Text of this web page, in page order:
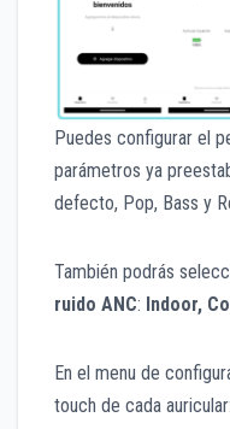
Puedes configurar el
parámetros ya
defecto, Pop, Bass y
También podrás
ruido ANC: Indoor,
En el menu de
touch de cada